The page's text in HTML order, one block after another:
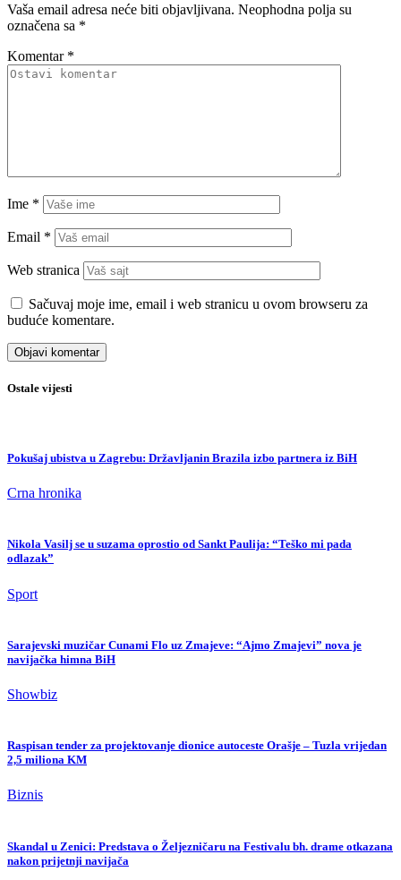
Vaša email adresa neće biti objavljivana. Neophodna polja su
označena sa *
Komentar *
Ime *
Email *
Web stranica
Sačuvaj moje ime, email i web stranicu u ovom browseru za
buduće komentare.
Ostale vijesti
Pokušaj ubistva u Zagrebu: Državljanin Brazila izbo partnera iz BiH
Crna hronika
Nikola Vasilj se u suzama oprostio od Sankt Paulija: “Teško mi pada
odlazak”
Sport
Sarajevski muzičar Cunami Flo uz Zmajeve: “Ajmo Zmajevi” nova je
navijačka himna BiH
Showbiz
Raspisan tender za projektovanje dionice autoceste Orašje – Tuzla vrijedan
2,5 miliona KM
Biznis
Skandal u Zenici: Predstava o Željezničaru na Festivalu bh. drame otkazana
nakon prijetnji navijača